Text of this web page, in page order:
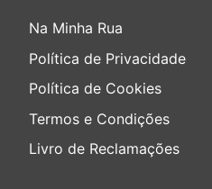
Na Minha Rua
Política de Privacidade
Política de Cookies
Termos e Condições
Livro de Reclamações